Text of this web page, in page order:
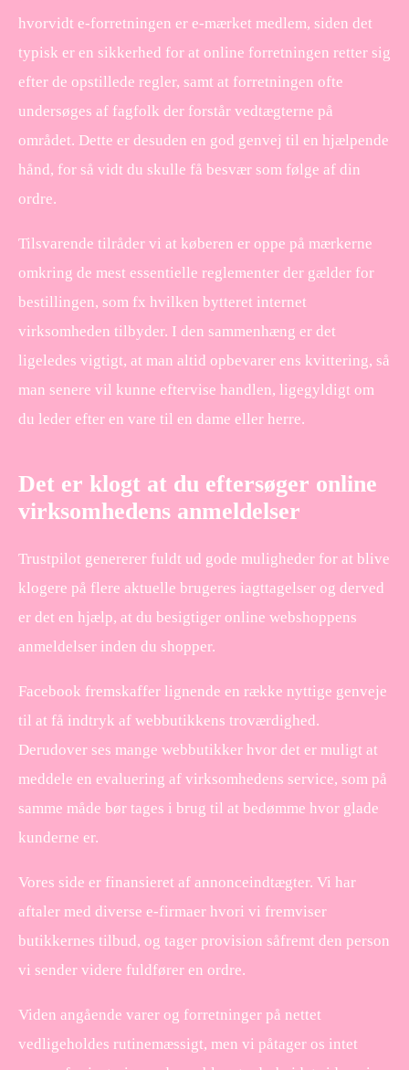
hvorvidt e-forretningen er e-mærket medlem, siden det
typisk er en sikkerhed for at online forretningen retter sig
efter de opstillede regler, samt at forretningen ofte
undersøges af fagfolk der forstår vedtægterne på
området. Dette er desuden en god genvej til en hjælpende
hånd, for så vidt du skulle få besvær som følge af din
ordre.
Tilsvarende tilråder vi at køberen er oppe på mærkerne
omkring de mest essentielle reglementer der gælder for
bestillingen, som fx hvilken bytteret internet
virksomheden tilbyder. I den sammenhæng er det
ligeledes vigtigt, at man altid opbevarer ens kvittering, så
man senere vil kunne eftervise handlen, ligegyldigt om
du leder efter en vare til en dame eller herre.
Det er klogt at du eftersøger online
virksomhedens anmeldelser
Trustpilot genererer fuldt ud gode muligheder for at blive
klogere på flere aktuelle brugeres iagttagelser og derved
er det en hjælp, at du besigtiger online webshoppens
anmeldelser inden du shopper.
Facebook fremskaffer lignende en række nyttige genveje
til at få indtryk af webbutikkens troværdighed.
Derudover ses mange webbutikker hvor det er muligt at
meddele en evaluering af virksomhedens service, som på
samme måde bør tages i brug til at bedømme hvor glade
kunderne er.
Vores side er finansieret af annonceindtægter. Vi har
aftaler med diverse e-firmaer hvori vi fremviser
butikkernes tilbud, og tager provision såfremt den person
vi sender videre fuldfører en ordre.
Viden angående varer og forretninger på nettet
vedligeholdes rutinemæssigt, men vi påtager os intet